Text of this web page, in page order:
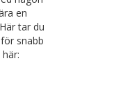
en
tar du
snabb